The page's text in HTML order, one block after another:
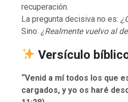
recuperación.
La pregunta decisiva no es:
Sino:¿Realmente vuelvo al
Versículo
“Venid a mí todos los que
cargados, y yo os haré